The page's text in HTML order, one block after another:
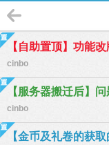
【自助置顶】功能
cinbo
【服务器搬迁后】
cinbo
【金币及礼卷的获